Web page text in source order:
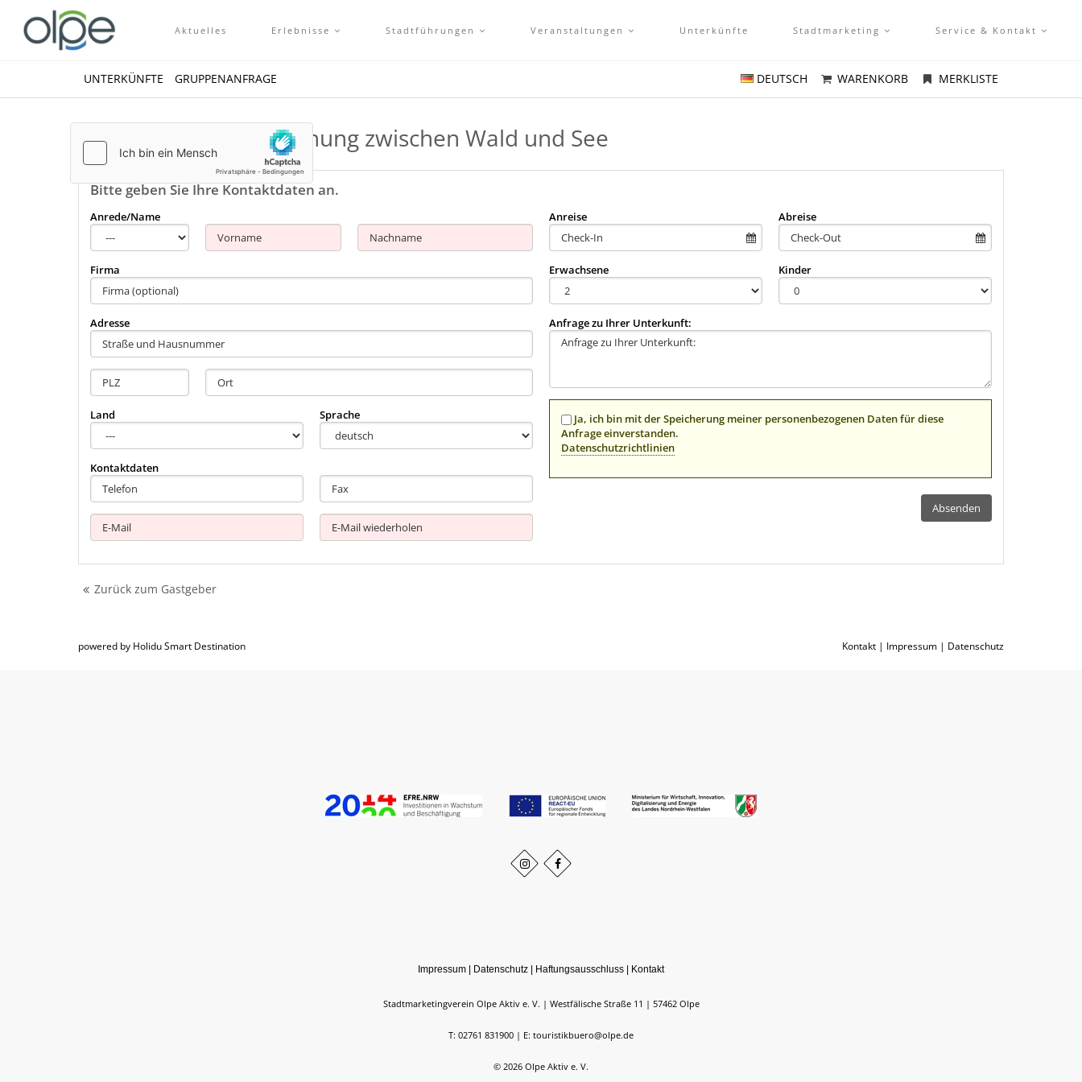
Aktuelles Erlebnisse Stadtführungen Veranstaltungen Unterkünfte Stadtmarketing Service & Kontakt
DEUTSCH WARENKORB MERKLISTE
UNTERKÜNFTE GRUPPENANFRAGE
Kontakt zu Ferienwohnung zwischen Wald und See
Bitte geben Sie Ihre Kontaktdaten an.
Anrede/Name
Firma
Adresse
Land Sprache
Kontaktdaten
Anreise Abreise
Erwachsene Kinder
Anfrage zu Ihrer Unterkunft:
Ja, ich bin mit der Speicherung meiner personenbezogenen Daten für diese
Anfrage einverstanden.
Datenschutzrichtlinien
Zurück zum Gastgeber
Kontakt | Impressum | Datenschutz
powered by Holidu Smart Destination
Impressum Datenschutz Haftungsausschluss Kontakt
Stadtmarketingverein Olpe Aktiv e. V. Westfälische Straße 11 57462 Olpe
T: 02761 831900 E: touristikbuero@olpe.de
© 2026 Olpe Aktiv e. V.